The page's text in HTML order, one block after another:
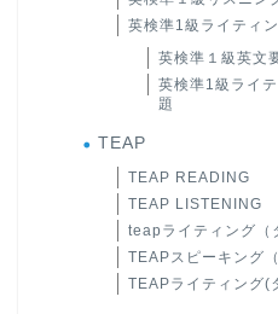
英検準1級ライティ
英検準１級英文
英検準1級ライ
題
TEAP
TEAP READING
TEAP LISTENING
teapライティング（
TEAPスピーキング
TEAPライティング(